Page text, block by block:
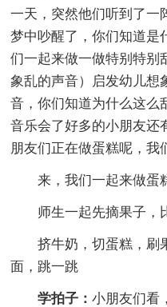
一天，突然他们听到了一
梦中吵醒了，你们知道是
们一起来做一做特别特别
象乱的声音）启发幼儿想
音，你们知道为什么这么
音乐会了好多的小朋友还
朋友们正在做蛋糕呢，我
来，我们一起来做蛋
师生一起先摘果子，
挤牛奶，切蛋糕，刷
面，跳一跳
学拍子：小朋友们看